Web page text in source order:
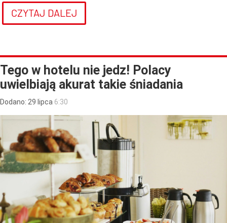
CZYTAJ DALEJ
Tego w hotelu nie jedz! Polacy
uwielbiają akurat takie śniadania
Dodano: 29 lipca 6:30